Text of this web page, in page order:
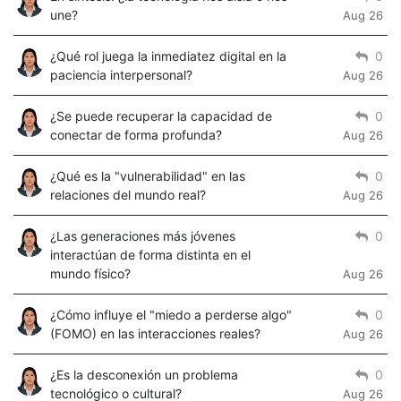
une?
Aug 26
¿Qué rol juega la inmediatez digital en la
paciencia interpersonal?
0
Aug 26
¿Se puede recuperar la capacidad de
conectar de forma profunda?
0
Aug 26
¿Qué es la "vulnerabilidad" en las
relaciones del mundo real?
0
Aug 26
¿Las generaciones más jóvenes
interactúan de forma distinta en el
mundo físico?
0
Aug 26
¿Cómo influye el "miedo a perderse algo"
(FOMO) en las interacciones reales?
0
Aug 26
¿Es la desconexión un problema
tecnológico o cultural?
0
Aug 26